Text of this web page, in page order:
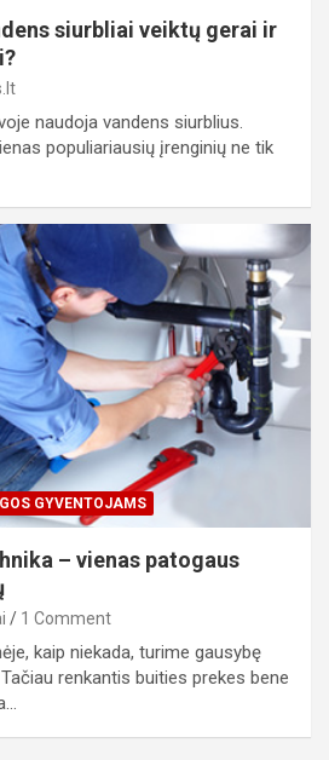
siurbliai veiktų gerai ir
naudoja vandens siurblius.
populiariausių įrenginių ne tik
GYVENTOJAMS
– vienas patogaus
1 Comment
kaip niekada, turime gausybę
renkantis buities prekes bene